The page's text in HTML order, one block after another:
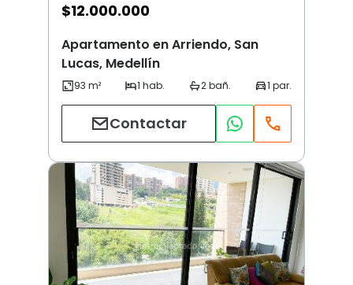
$12.000.000
Apartamento en Arriendo, San
Lucas, Medellín
Contactar